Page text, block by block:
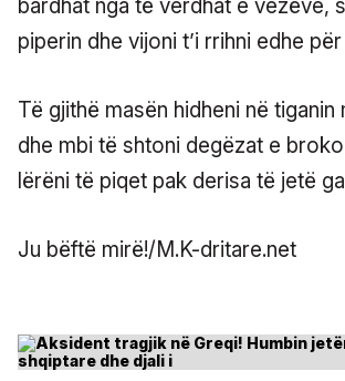
bardhat nga të verdhat e vezëve,
piperin dhe vijoni t’i rrihni edhe
Të gjithë masën hidheni në tiganin
dhe mbi të shtoni degëzat e
lërëni të piqet pak derisa të jetë
Ju bëftë mirë!/M.K-dritare.net